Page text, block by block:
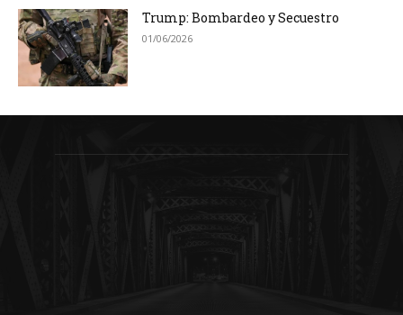
Trump: Bombardeo y Secuestro
01/06/2026